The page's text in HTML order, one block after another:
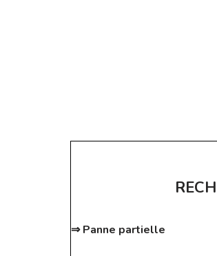
⇒ Panne partielle